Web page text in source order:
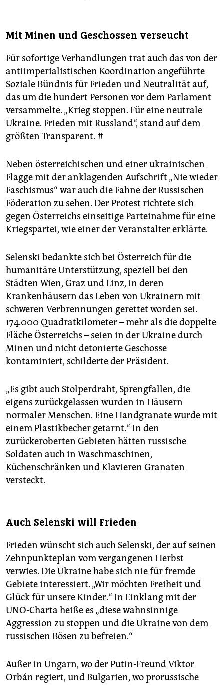
Mit Minen und Geschossen verseucht
Für sofortige Verhandlungen trat auch das von der
antiimperialistischen Koordination angeführte
Soziale Bündnis für Frieden und Neutralität auf,
das um die hundert Personen vor dem Parlament
versammelte. „Krieg stoppen. Für eine neutrale
Ukraine. Frieden mit Russland“, stand auf dem
größten Transparent. #
Neben österreichischen und einer ukrainischen
Flagge mit der anklagenden Aufschrift „Nie wieder
Faschismus“ war auch die Fahne der Russischen
Föderation zu sehen. Der Protest richtete sich
gegen Österreichs einseitige Parteinahme für eine
Kriegspartei, wie einer der Veranstalter erklärte.
Selenski bedankte sich bei Österreich für die
humanitäre Unterstützung, speziell bei den
Städten Wien, Graz und Linz, in deren
Krankenhäusern das Leben von Ukrainern mit
schweren Verbrennungen gerettet worden sei.
174.000 Quadratkilometer – mehr als die doppelte
Fläche Österreichs – seien in der Ukraine durch
Minen und nicht detonierte Geschosse
kontaminiert, schilderte der Präsident.
„Es gibt auch Stolperdraht, Sprengfallen, die
eigens zurückgelassen wurden in Häusern
normaler Menschen. Eine Handgranate wurde mit
einem Plastikbecher getarnt.“ In den
zurückeroberten Gebieten hätten russische
Soldaten auch in Waschmaschinen,
Küchenschränken und Klavieren Granaten
versteckt.
Auch Selenski will Frieden
Frieden wünscht sich auch Selenski, der auf seinen
Zehnpunkteplan vom vergangenen Herbst
verwies. Die Ukraine habe sich nie für fremde
Gebiete interessiert. „Wir möchten Freiheit und
Glück für unsere Kinder.“ In Einklang mit der
UNO-Charta heiße es „diese wahnsinnige
Aggression zu stoppen und die Ukraine von dem
russischen Bösen zu befreien.“
Außer in Ungarn, wo der Putin-Freund Viktor
Orbán regiert, und Bulgarien, wo prorussische